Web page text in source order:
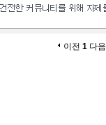
이전 1 다음